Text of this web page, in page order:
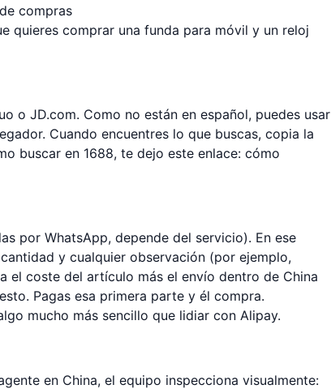
compras
quieres comprar una funda para móvil y un reloj
o JD.com. Como no están en español, puedes usar
Cuando encuentres lo que buscas, copia la
buscar en 1688, te dejo este enlace: cómo
por WhatsApp, depende del servicio). En ese
y cualquier observación (por ejemplo,
el coste del artículo más el envío dentro de China
Pagas esa primera parte y él compra.
mucho más sencillo que lidiar con Alipay.
en China, el equipo inspecciona visualmente: